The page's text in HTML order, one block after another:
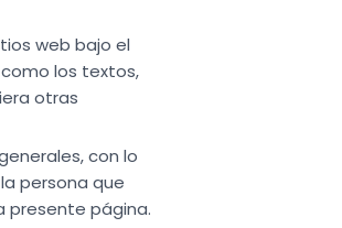
web bajo el
los textos,
otras
con lo
persona que
presente página.